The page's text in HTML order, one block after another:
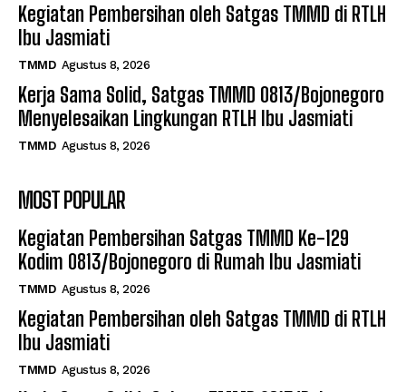
Kegiatan Pembersihan oleh Satgas TMMD di RTLH
Ibu Jasmiati
TMMD Agustus 8, 2026
Kerja Sama Solid, Satgas TMMD 0813/Bojonegoro
Menyelesaikan Lingkungan RTLH Ibu Jasmiati
TMMD Agustus 8, 2026
MOST POPULAR
Kegiatan Pembersihan Satgas TMMD Ke-129
Kodim 0813/Bojonegoro di Rumah Ibu Jasmiati
TMMD Agustus 8, 2026
Kegiatan Pembersihan oleh Satgas TMMD di RTLH
Ibu Jasmiati
TMMD Agustus 8, 2026